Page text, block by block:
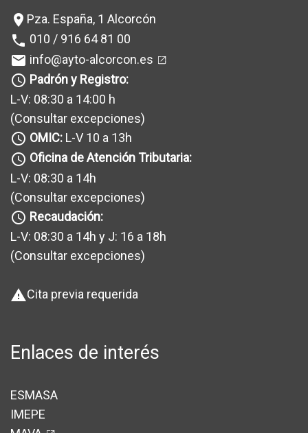
172
162
1803
1939
9
3
153
154
80
85
1001
1008
39
36
41
32
4
39
location_on Pza. España, 1 Alcorcón
phone 010 / 916 64 81 00
mail info@ayto-alcorcon.es
query_builder Padrón y Registro:
L-V: 08:30 a 14:00 h
(Consultar excepciones)
query_builder OMIC: L-V 10 a 13h
query_builder Oficina de Atención Tributaria:
L-V: 08:30 a 14h
(Consultar excepciones)
query_builder Recaudación:
L-V: 08:30 a 14h y J: 16 a 18h
(Consultar excepciones)
warningCita previa requerida
Enlaces de interés
ESMASA
IMEPE